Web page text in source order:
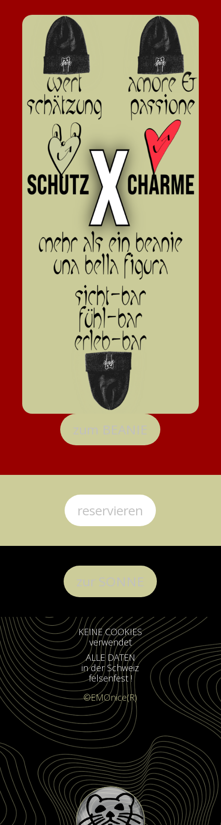
zum BEANIE
reservieren
zur SONNE
KEINE COOKIES
verwendet
ALLE DATEN
in der Schweiz
felsenfest !
©EMOnice(R)